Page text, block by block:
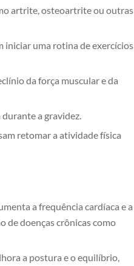
artrite, osteoartrite ou outras
iniciar uma rotina de exercícios
da força muscular e da
a gravidez.
retomar a atividade física
a frequência cardíaca e a
de doenças crônicas como
a postura e o equilíbrio,